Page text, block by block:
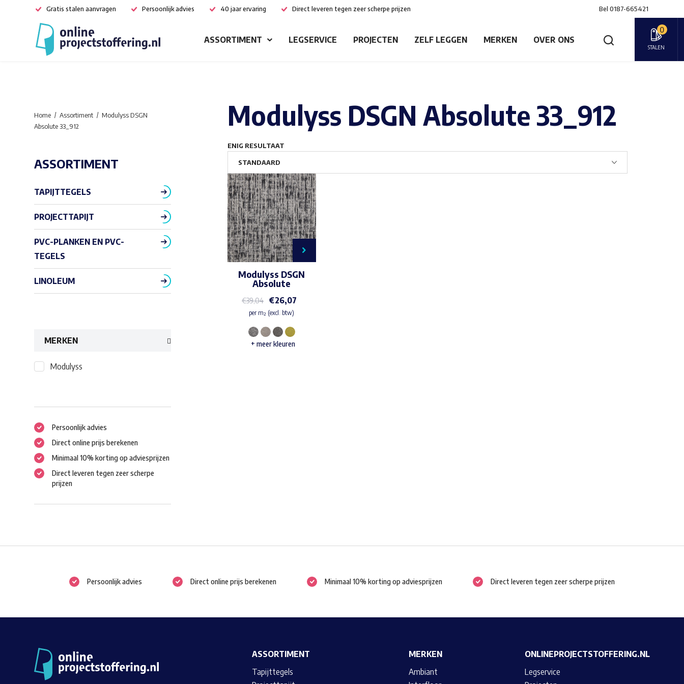
Gratis stalen aanvragen Persoonlijk advies 40 jaar ervaring Direct leveren tegen zeer scherpe prijzen Bel 0187-665421
ASSORTIMENT LEGSERVICE PROJECTEN ZELF LEGGEN MERKEN OVER ONS
0
STALEN
Modulyss DSGN Absolute 33_912
ENIG RESULTAAT
Modulyss DSGN
Absolute
€39,04 €26,07
per m² (excl. btw)
Dit
+ meer kleuren
Home Assortiment
Modulyss DSGN
Absolute 33_912
ASSORTIMENT
TAPIJTTEGELS
PROJECTTAPIJT
PVC-PLANKEN EN PVC-
TEGELS
LINOLEUM
MERKEN
Modulyss
Persoonlijk advies
Direct online prijs berekenen
Minimaal 10% korting op adviesprijzen
Direct leveren tegen zeer scherpe
prijzen
Persoonlijk advies Direct online prijs berekenen Minimaal 10% korting op adviesprijzen Direct leveren tegen zeer scherpe prijzen
ASSORTIMENT
Tapijttegels
MERKEN
Ambiant
ONLINEPROJECTSTOFFERING.NL
Legservice